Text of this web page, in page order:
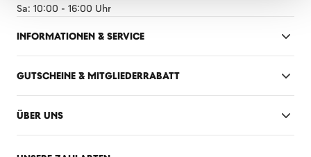
Sa: 10:00 - 16:00 Uhr
INFORMATIONEN & SERVICE
GUTSCHEINE & MITGLIEDERRABATT
ÜBER UNS